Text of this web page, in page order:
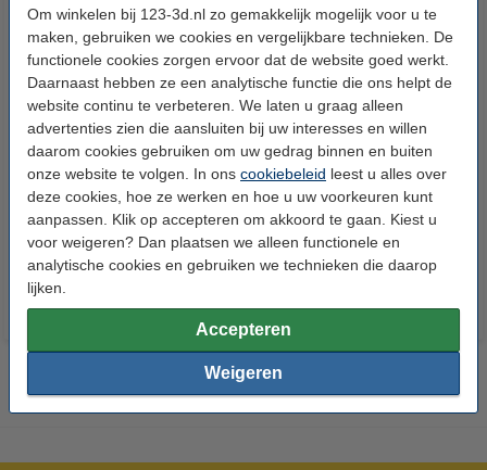
Om winkelen bij 123-3d.nl zo gemakkelijk mogelijk voor u te
maken, gebruiken we cookies en vergelijkbare technieken. De
functionele cookies zorgen ervoor dat de website goed werkt.
Daarnaast hebben ze een analytische functie die ons helpt de
website continu te verbeteren. We laten u graag alleen
advertenties zien die aansluiten bij uw interesses en willen
daarom cookies gebruiken om uw gedrag binnen en buiten
onze website te volgen. In ons cookiebeleid leest u alles over
deze cookies, hoe ze werken en hoe u uw voorkeuren kunt
aanpassen. Klik op accepteren om akkoord te gaan. Kiest u
voor weigeren? Dan plaatsen we alleen functionele en
analytische cookies en gebruiken we technieken die daarop
lijken.
Accepteren
Weigeren
3DLAC hechtspray (400 ml)
€ 11,50 Incl. 21% BTW
Anycubic Kobra 3 (V2)
Replacement Filament Cutter
€ 8,00 € 7,60